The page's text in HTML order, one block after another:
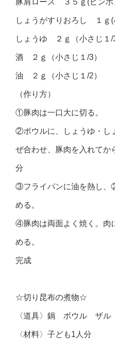
豚肩ロース ３５ｇ(ピンポ
しょうがすりおろし １ｇ(
しょうゆ ２ｇ（小さじ１/3
酒 ２ｇ（小さじ１/3）
油 ２ｇ（小さじ１/2）
（作り方）
①豚肉は一口大に切る。
②ボウルに、しょうゆ・し
ぜ合わせ、豚肉を入れて
分
③フライパンに油を熱し、
める。
④豚肉は両面よく焼く。肉
める。
完成
☆切り昆布の煮物☆
〈道具〉鍋 ボウル ザル
〈材料〉子ども1人分